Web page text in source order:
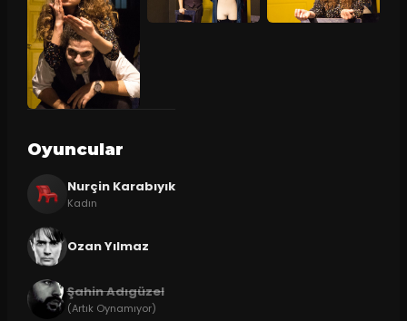
Oyuncular
Nurçin Karabıyık
Kadın
Ozan Yılmaz
Şahin Adıgüzel
(Artık Oynamıyor)